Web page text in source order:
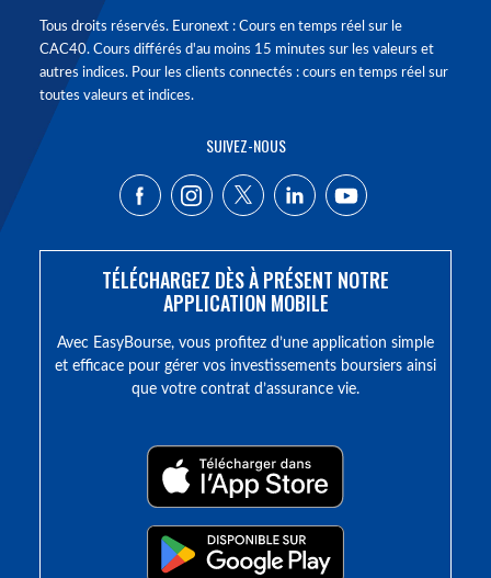
Tous droits réservés. Euronext : Cours en temps réel sur le
CAC40. Cours différés d'au moins 15 minutes sur les valeurs et
autres indices. Pour les clients connectés : cours en temps réel sur
toutes valeurs et indices.
SUIVEZ-NOUS
TÉLÉCHARGEZ DÈS À PRÉSENT NOTRE
APPLICATION MOBILE
Avec EasyBourse, vous profitez d’une application simple
et efficace pour gérer vos investissements boursiers ainsi
que votre contrat d’assurance vie.